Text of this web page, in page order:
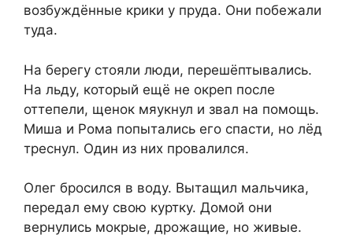
возбуждённые крики у пруда. Они побежали
туда.
На берегу стояли люди, перешёптывались.
На льду, который ещё не окреп после
оттепели, щенок мяукнул и звал на помощь.
Миша и Рома попытались его спасти, но лёд
треснул. Один из них провалился.
Олег бросился в воду. Вытащил мальчика,
передал ему свою куртку. Домой они
вернулись мокрые, дрожащие, но живые.